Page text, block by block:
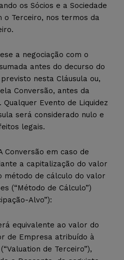
os Sócios e a Sociedade
Terceiro, nos termos da
a negociação com o
antes do decurso do
nesta Cláusula ou,
Conversão, antes da
Evento de Liquidez
será considerado nulo e
legais.
Conversão em caso de
a capitalização do valor
método de cálculo do valor
(“Método de Cálculo”)
Alvo”):
equivalente ao valor do
de Empresa atribuído à
de Terceiro”),